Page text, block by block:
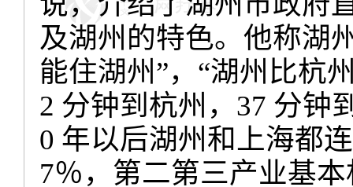
及湖州的特色。他称湖
能住湖州 ”， “湖州比杭
2 分钟到杭州， 37 分钟
0 年以后湖州和上海都
7％，第二第三产业基